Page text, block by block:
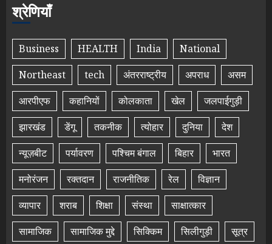
श्रेणियाँ
Business HEALTH India
National
Northeast
tech अंतरराष्ट्रीय अपराध
असम
आरपीएफ
कहानियों कोलकाता खेल
जलपाईगुड़ी
झारखंड
डेंगू तकनीक त्योहार दुनिया
देश
न्यूज़बीट
पर्यावरण पश्चिम बंगाल बिहार
भारत
मनोरंजन
रक्तदान राजनीतिक रेल
विज्ञान
व्यापार
शराब शिक्षा संस्था
साक्षात्कार
सामाजिक
सामाजिक मुद्दे सिक्किम सिलीगुड़ी सूत्र